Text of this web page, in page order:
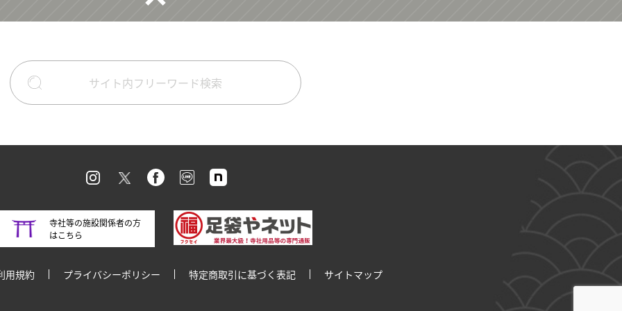
寺社等の施設関係者の方
はこちら
用規約 プライバシーポリシー 特定商取引に基づく表記 サイトマップ